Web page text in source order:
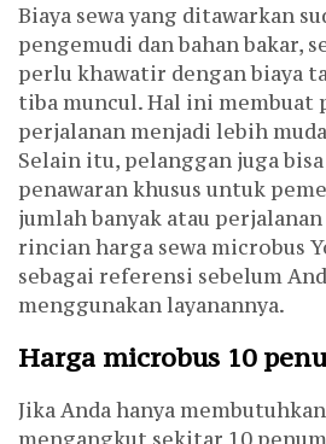
Biaya sewa yang ditawarkan
pengemudi dan bahan bakar,
perlu khawatir dengan biaya
tiba muncul. Hal ini membuat
perjalanan menjadi lebih
Selain itu, pelanggan juga
penawaran khusus untuk
jumlah banyak atau
rincian harga sewa microbus
sebagai referensi sebelum
menggunakan layanannya.
Harga microbus 10
Jika Anda hanya